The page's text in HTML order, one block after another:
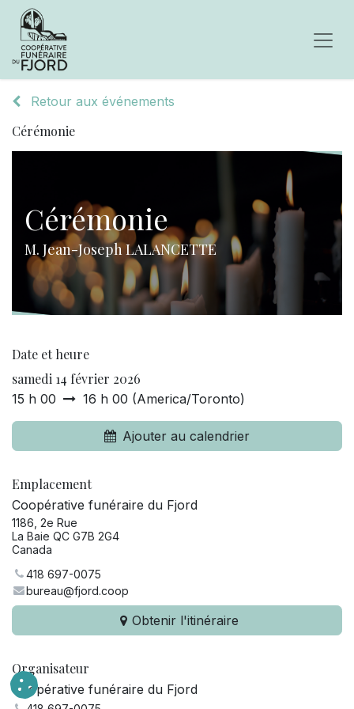
Retour aux événements
Cérémonie
Cérémonie
M. Jean-Joseph LALANCETTE
Date et heure
samedi 14 février 2026
15 h 00 16 h 00 (America/Toronto)
Ajouter au calendrier
Emplacement
Coopérative funéraire du Fjord
1186, 2e Rue
La Baie QC G7B 2G4
Canada
418 697-0075
bureau@fjord.coop
Obtenir l'itinéraire
Organisateur
Coopérative funéraire du Fjord